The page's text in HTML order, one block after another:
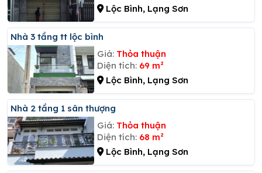
Lộc Bình, Lạng Sơn
Nhà 3 tầng tt lộc bình
Giá: Thỏa thuận
Diện tích: 69 m²
Lộc Bình, Lạng Sơn
Nhà 2 tầng 1 sân thượng
Giá: Thỏa thuận
Diện tích: 68 m²
Lộc Bình, Lạng Sơn